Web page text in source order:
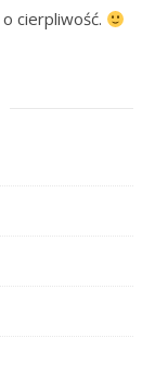
cierpliwość.